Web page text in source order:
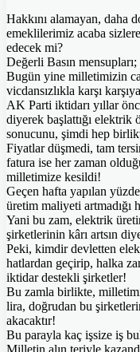
Hakkını alamayan, daha
emeklilerimiz acaba
edecek mi?
Değerli Basın mensupları;
Bugün yine milletimizin
vicdansızlıkla karşı
AK Parti iktidarı yıllar
diyerek başlattığı elektrik
sonucunu, şimdi hep
Fiyatlar düşmedi, tam
fatura ise her zaman
milletimize kesildi!
Geçen hafta yapılan
üretim maliyeti artmadığı
Yani bu zam, elektrik
şirketlerinin kârı artsın
Peki, kimdir devletten
hatlardan geçirip, halka
iktidar destekli şirketler!
Bu zamla birlikte,
lira, doğrudan bu
akacaktır!
Bu parayla kaç işsize iş